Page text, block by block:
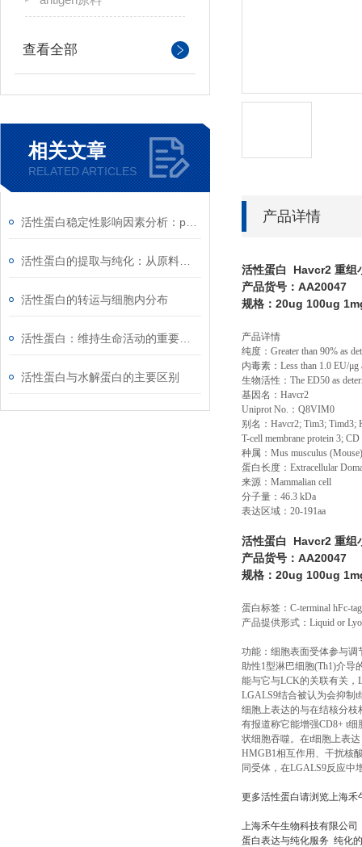
查看全部
相关文章
RELATED ARTICLES
活性蛋白的转运与细胞内分布
活性蛋白与水解蛋白的主要区别
产品详情
活性蛋白 Havcr2 重组
产品货号：AA20047
规格：20ug 100ug
产品详情
纯度： Greater than 90% as
内毒素： Less than 1.0 EU/μg
生物活性： The ED50 as
基因名： Havcr2
Uniprot No. ： Q8VIM0
别名： Havcr2; Tim3; Timd3;
T-cell membrane protein 3;
种属： Mus musculus (Mouse)
蛋白长度： Extracellular
来源： Mammalian cell
分子量： 46.3 kDa
表达区域： 20-191aa
活性蛋白 Havcr2 重组
产品货号：AA20047
规格：20ug 100ug
蛋白标签： C-terminal hFc-
产品提供形式： Liquid or
功能：细胞表面受体参与
助性1型淋巴细胞(Th1)介导
能与它与LCK的关联有关，
LGALS9结合被认为会抑制
细胞上表达的与在结核分
有报道称它能增强CD8+ t细
状细胞吞噬。在t细胞上表
HMGB1相互作用、干扰核
同受体，在LGALS9反应中
更多活性蛋白请浏览上海禾
上海禾午生物科技有限公司
蛋白表达与纯化服务 纯化